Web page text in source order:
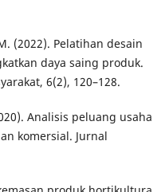
(2022). Pelatihan desain
daya saing produk.
6(2), 120–128.
Analisis peluang usaha
komersial. Jurnal